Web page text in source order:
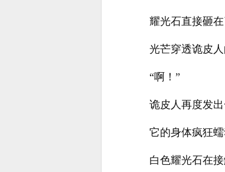
耀光石直接砸
光芒穿透诡皮
“啊！”
诡皮人再度发出
它的身体疯狂
白色耀光石在